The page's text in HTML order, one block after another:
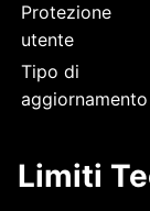
Protezione
utente
Tipo di
aggiornamento
Limiti